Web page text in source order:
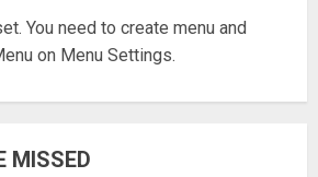
untuk
You need to create menu and
on Menu Settings.
MISSED